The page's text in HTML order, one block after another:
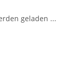
geladen ...